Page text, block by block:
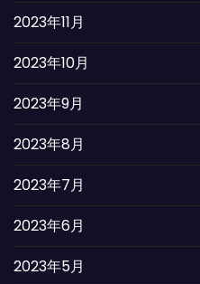
2023年11月
2023年10月
2023年9月
2023年8月
2023年7月
2023年6月
2023年5月